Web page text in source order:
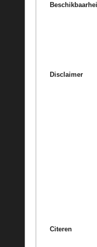
Disclaimer
Citeren